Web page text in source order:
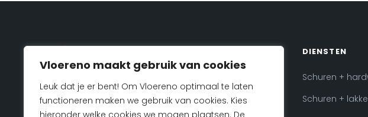
Vloereno maakt gebruik van cookies
Leuk dat je er bent! Om Vloereno optimaal te laten
functioneren maken we gebruik van cookies. Kies
hieronder welke cookies we mogen plaatsen. De
Specialist in parket en houten vloer renovatie in
Grubbenvorst en omgeving.
DIENSTEN
Schuren +
Schuren +